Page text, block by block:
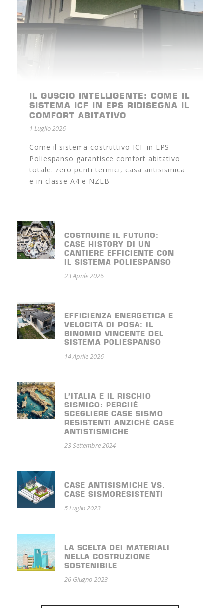
IL GUSCIO INTELLIGENTE: COME IL
SISTEMA ICF IN EPS RIDISEGNA IL
COMFORT ABITATIVO
1 Luglio 2026
Come il sistema costruttivo ICF in EPS
Poliespanso garantisce comfort abitativo
totale: zero ponti termici, casa antisismica
e in classe A4 e NZEB.
COSTRUIRE IL FUTURO:
CASE HISTORY DI UN
CANTIERE EFFICIENTE CON
IL SISTEMA POLIESPANSO
23 Aprile 2026
EFFICIENZA ENERGETICA E
VELOCITÀ DI POSA: IL
BINOMIO VINCENTE DEL
SISTEMA POLIESPANSO
14 Aprile 2026
L’ITALIA E IL RISCHIO
SISMICO: PERCHÉ
SCEGLIERE CASE SISMO
RESISTENTI ANZICHÉ CASE
ANTISTISMICHE
23 Settembre 2024
CASE ANTISISMICHE VS.
CASE SISMORESISTENTI
5 Luglio 2023
LA SCELTA DEI MATERIALI
NELLA COSTRUZIONE
SOSTENIBILE
26 Giugno 2023